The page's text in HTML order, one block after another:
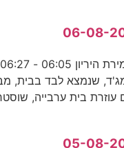
שנמצא לבד בבית,
עוזרת בית ערבייה,